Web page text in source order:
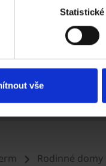
Statistické
vše
Rodinné domy